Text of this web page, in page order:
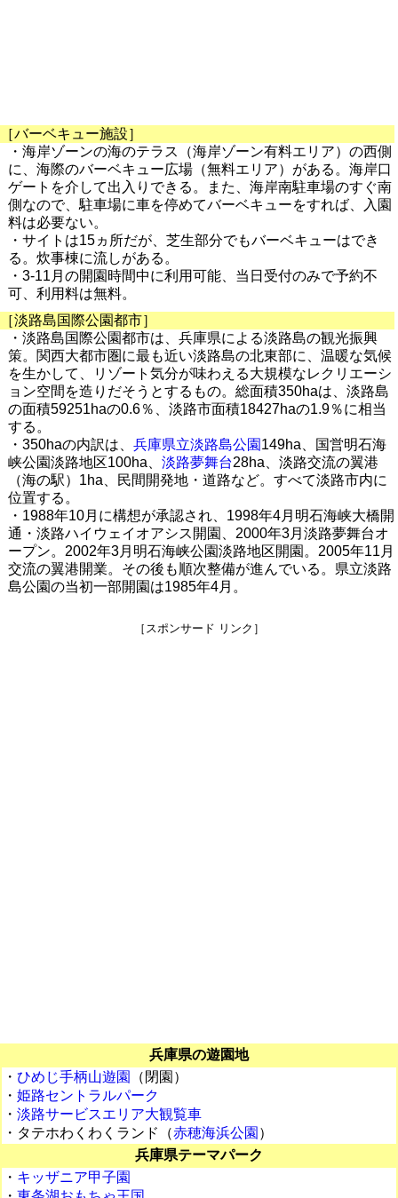
［バーベキュー施設］
・海岸ゾーンの海のテラス（海岸ゾーン有料エリア）の西側
に、海際のバーベキュー広場（無料エリア）がある。海岸口
ゲートを介して出入りできる。また、海岸南駐車場のすぐ南
側なので、駐車場に車を停めてバーベキューをすれば、入園
料は必要ない。
・サイトは15ヵ所だが、芝生部分でもバーベキューはでき
る。炊事棟に流しがある。
・3-11月の開園時間中に利用可能、当日受付のみで予約不
可、利用料は無料。
［淡路島国際公園都市］
・淡路島国際公園都市は、兵庫県による淡路島の観光振興
策。関西大都市圏に最も近い淡路島の北東部に、温暖な気候
を生かして、リゾート気分が味わえる大規模なレクリエーシ
ョン空間を造りだそうとするもの。総面積350haは、淡路島
の面積59251haの0.6％、淡路市面積18427haの1.9％に相当
する。
・350haの内訳は、 兵庫県立淡路島公園 149ha、国営明石海
峡公園淡路地区100ha、 淡路夢舞台28ha、淡路交流の翼港
（海の駅）1ha、民間開発地・道路など。すべて淡路市内に
位置する。
・1988年10月に構想が承認され、1998年4月明石海峡大橋開
通・淡路ハイウェイオアシス開園、2000年3月淡路夢舞台オ
ープン。2002年3月明石海峡公園淡路地区開園。2005年11月
交流の翼港開業。その後も順次整備が進んでいる。県立淡路
島公園の当初一部開園は1985年4月。
［スポンサード リンク］
兵庫県の遊園地
・ ひめじ手柄山遊園
（閉園）
・ 姫路セントラルパーク
・ 淡路サービスエリア大観覧車
・タテホわくわくランド（赤穂海浜公園 ）
兵庫県テーマパーク
・ キッザニア甲子園